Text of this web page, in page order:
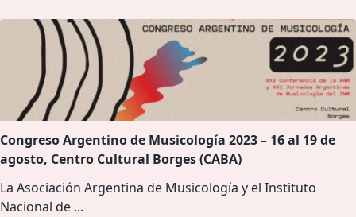
Congreso Argentino de Musicología 2023 – 16 al 19 de
agosto, Centro Cultural Borges (CABA)
La Asociación Argentina de Musicología y el Instituto
Nacional de ...